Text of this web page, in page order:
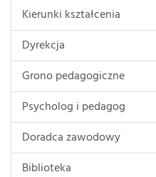
Kierunki kształcenia
Dyrekcja
Grono pedagogiczne
Psycholog i pedagog
Doradca zawodowy
Biblioteka